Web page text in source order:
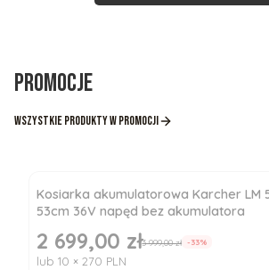
Promocje
Wszystkie produkty w promocji
Kosiarka akumulatorowa Karcher LM
53cm 36V napęd bez akumulatora
Cena promocyjna
2 699,00 zł3 999,00 zł -33%
lub 10 × 270 PLN